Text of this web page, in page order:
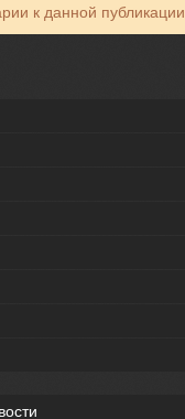
к данной публикации.